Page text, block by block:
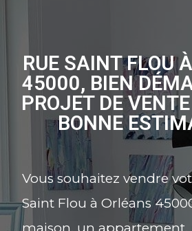
RUE SAINT FLOU
45000, BIEN
PROJET DE
BONNE
Vous souhaitez vendre
Saint Flou à Orléans